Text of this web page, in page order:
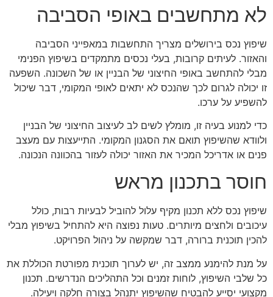
לא מתחשבים באופי הסביבה
שיפוץ נכס בירושלים מצריך התחשבות במאפייני הסביבה
והאזור. לעיתים קרובות, בעלי נכסים מתמקדים בשיפוץ הפנימי
מבלי להתחשב באופי החיצוני של הבניין או של השכונה. השפעה
זו יכולה לגרום לכך שהנכס לא יתאים לאופי המקומי, דבר שיכול
להשפיע על ערכו.
כדי למנוע בעיה זו, מומלץ לשים לב לעיצוב החיצוני של הבניין
ולוודא שהשיפוץ תואם את הסגנון המקומי. התייעצות עם מעצב
פנים או אדריכל המכיר את האזור יכולה לעזור בהכוונה הנכונה.
חוסר בתכנון מראש
שיפוץ נכס ללא תכנון מקיף עלול להוביל לבעיות רבות, כולל
עיכובים ולחצים מיותרים. טעות נפוצה היא להתחיל בשיפוץ מבלי
להכין תוכנית ברורה, דבר שמקשה על ניהול הפרויקט.
על מנת להימנע ממצב זה, יש לערוך תוכנית מפורטת הכוללת את
כל שלבי השיפוץ, לוחות זמנים וכל התהליכים הנדרשים. תכנון
מקצועי יסייע להבטיח שהשיפוץ יתנהל בצורה חלקה ויעילה.